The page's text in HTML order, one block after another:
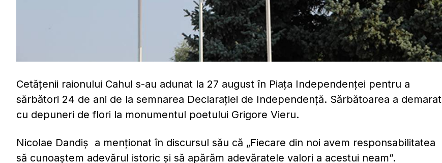
Cetățenii raionului Cahul s-au adunat la 27 august în Piața Independenței pentru a
sărbători 24 de ani de la semnarea Declarației de Independență. Sărbătoarea a demarat
cu depuneri de flori la monumentul poetului Grigore Vieru.
Nicolae Dandiș a menționat în discursul său că „Fiecare din noi avem responsabilitatea
să cunoaștem adevărul istoric și să apărăm adevăratele valori a acestui neam”.